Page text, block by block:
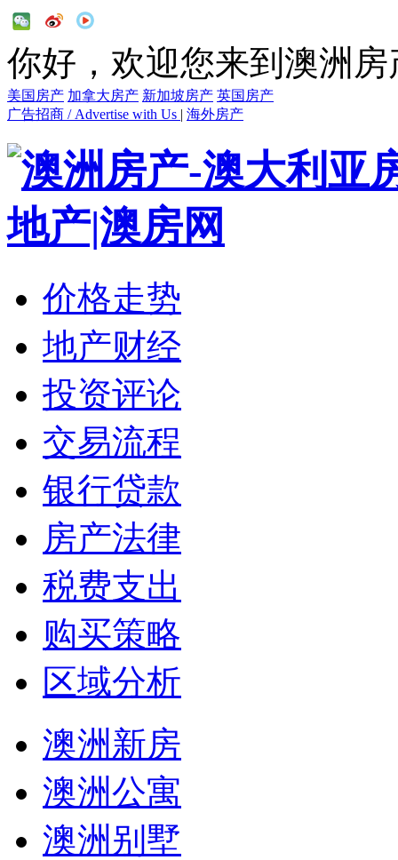
你好，欢迎您来到澳洲房
美国房产 加拿大房产 新加坡房产 英国房产
广告招商 / Advertise with Us | 海外房产
价格走势
地产财经
投资评论
交易流程
银行贷款
房产法律
税费支出
购买策略
区域分析
澳洲新房
澳洲公寓
澳洲别墅